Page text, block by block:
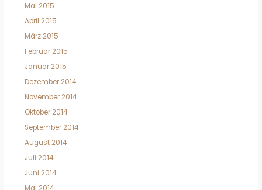
Mai 2015
April 2015
März 2015
Februar 2015
Januar 2015
Dezember 2014
November 2014
Oktober 2014
September 2014
August 2014
Juli 2014
Juni 2014
Mai 2014